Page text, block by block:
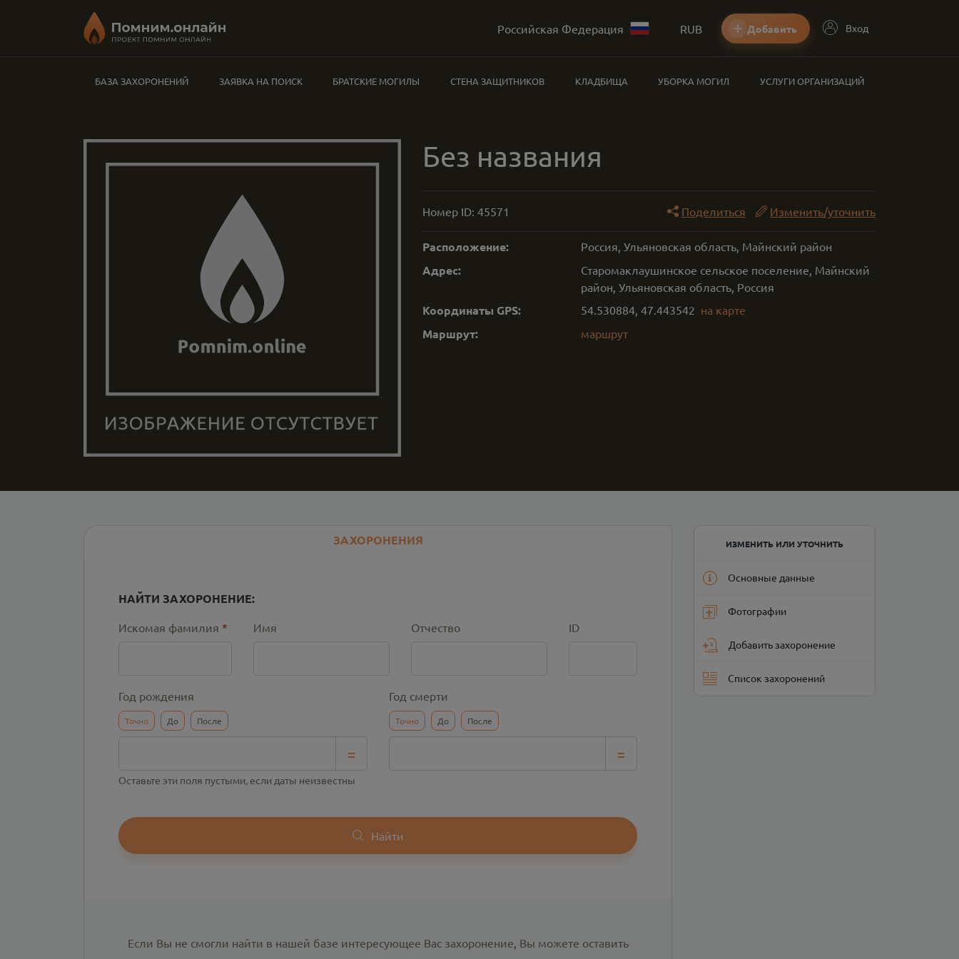
Российская Федерация RUB Добавить Вход
БАЗА ЗАХОРОНЕНИЙ ЗАЯВКА НА ПОИСК БРАТСКИЕ МОГИЛЫ СТЕНА ЗАЩИТНИКОВ КЛАДБИЩА УБОРКА МОГИЛ УСЛУГИ ОРГАНИЗАЦИЙ
Без названия
Номер ID: 45571 Поделиться Изменить/уточнить
Расположение: Россия, Ульяновская область, Майнский район
Адрес:
Старомаклаушинское сельское поселение, Майнский
район, Ульяновская область, Россия
Координаты GPS: 54.530884, 47.443542 на карте
Маршрут: маршрут
ЗАХОРОНЕНИЯ
НАЙТИ ЗАХОРОНЕНИЕ:
Искомая фамилия * Имя Отчество ID
Год рождения
Точно До После
=
Год смерти
Точно До После
=
Оставьте эти поля пустыми, если даты неизвестны
Найти
Если Вы не смогли найти в нашей базе интересующее Вас захоронение, Вы можете оставить
ИЗМЕНИТЬ ИЛИ УТОЧНИТЬ
Основные данные
Фотографии
Добавить захоронение
Список захоронений